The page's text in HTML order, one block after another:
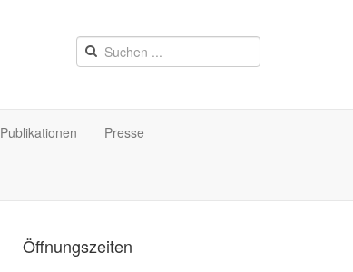
Publikationen Presse
Öffnungszeiten